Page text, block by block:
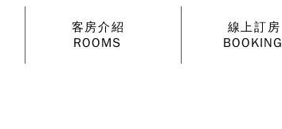
客房介紹
ROOMS
線上訂房
BOOKING